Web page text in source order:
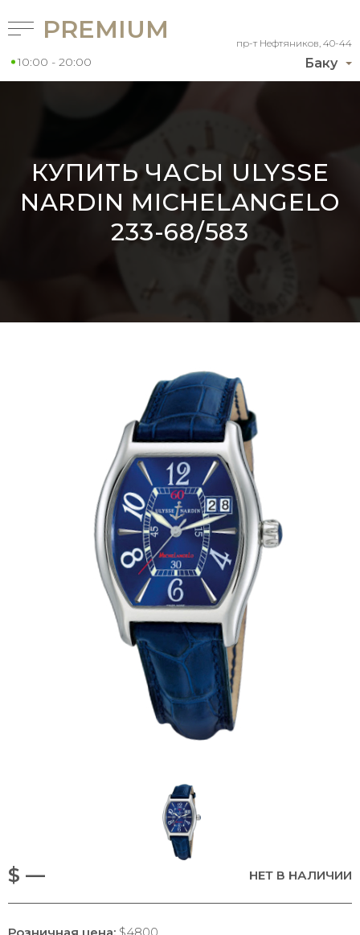
Баку
пр-т Нефтяников, 40-44
PREMIUM
10:00 - 20:00
КУПИТЬ ЧАСЫ ULYSSE
NARDIN MICHELANGELO
233-68/583
$ — НЕТ В НАЛИЧИИ